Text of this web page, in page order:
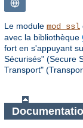
Le module mod_ssl
avec la bibliothèque
fort en s'appuyant
Sécurisés" (Secure
Transport"